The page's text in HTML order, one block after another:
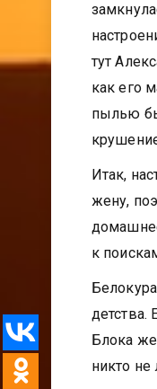
тут
как его
пылью
Итак,
жену,
к
Блока
никто не